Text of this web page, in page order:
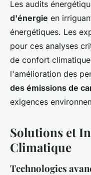
Les audits
d'énergie en
énergétiques. Les
pour ces analyses
de confort
l'amélioration des
des émissions de
exigences
Solutions et
Climatique
Technologies